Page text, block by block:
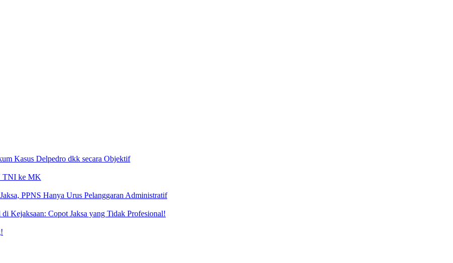
Kasus Delpedro dkk secara Objektif
TNI ke MK
PPNS Hanya Urus Pelanggaran Administratif
Kejaksaan: Copot Jaksa yang Tidak Profesional!